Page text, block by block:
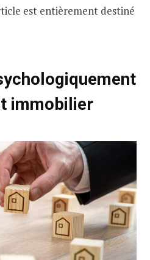
est entièrement destiné
immobilier